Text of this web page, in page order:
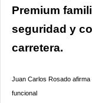
Premium
seguridad y
carretera.
Juan Carlos Rosado
funcional